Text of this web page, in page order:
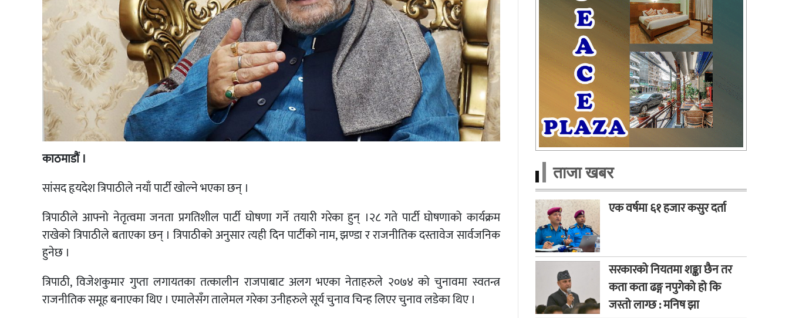
काठमाडौं ।
सांसद हृयदेश त्रिपाठीले नयाँ पार्टी खोल्ने भएका छन् ।
त्रिपाठीले आफ्नो नेतृत्वमा जनता प्रगतिशील पार्टी घोषणा गर्ने तयारी गरेका हुन् ।२८ गते पार्टी घोषणाको कार्यक्रम
राखेको त्रिपाठीले बताएका छन् । त्रिपाठीको अनुसार त्यही दिन पार्टीको नाम, झण्डा र राजनीतिक दस्तावेज सार्वजनिक
हुनेछ ।
त्रिपाठी, विजेशकुमार गुप्ता लगायतका तत्कालीन राजपाबाट अलग भएका नेताहरुले २०७४ को चुनावमा स्वतन्त्र
राजनीतिक समूह बनाएका थिए । एमालेसँग तालेमल गरेका उनीहरुले सूर्य चुनाव चिन्ह लिएर चुनाव लडेका थिए ।
ताजा खबर
एक वर्षमा ६१ हजार कसुर दर्ता
सरकारको नियतमा शङ्का छैन तर
कता कता ढङ्ग नपुगेको हो कि
जस्तो लाग्छ : मनिष झा